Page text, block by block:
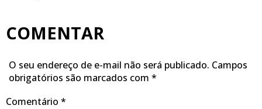
COMENTAR
O seu endereço de e-mail não será publicado. Campos
obrigatórios são marcados com *
Comentário *